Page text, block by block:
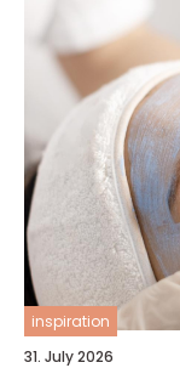
inspiration
31. July 2026